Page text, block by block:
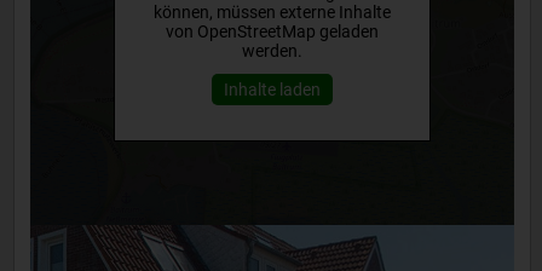
können, müssen externe Inhalte
von OpenStreetMap geladen
werden.
Inhalte laden